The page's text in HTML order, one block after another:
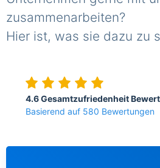
zusammenarbeiten?
Hier ist, was sie dazu zu
4.6 Gesamtzufriedenheit
Basierend auf 580 Bewertungen